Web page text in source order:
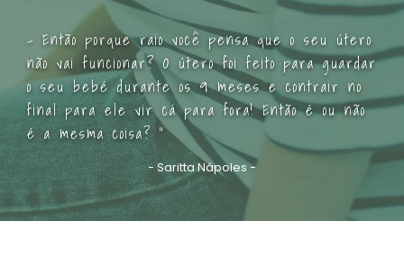
– Então porque raio você pensa que o seu útero
não vai funcionar? O útero foi feito para guardar
o seu bebé durante os 9 meses e contrair no
final para ele vir cá para fora! Então é ou não
é a mesma coisa? “
- Saritta Nápoles -